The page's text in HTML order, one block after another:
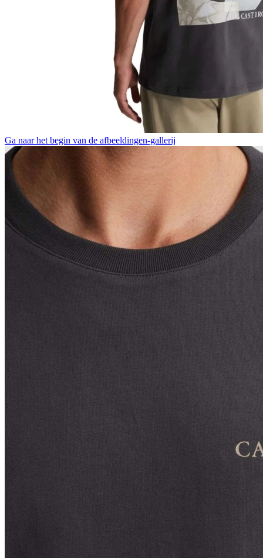
Ga naar het begin van de afbeeldingen-gallerij